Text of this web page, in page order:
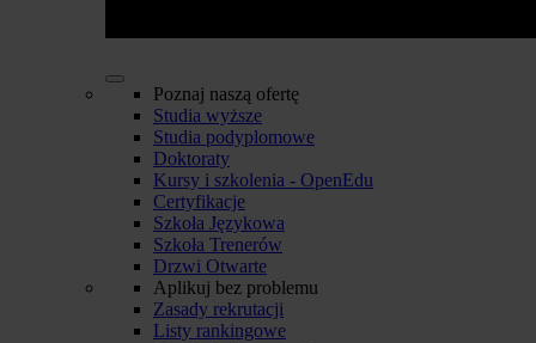
Poznaj naszą ofertę
Studia wyższe
Studia podyplomowe
Doktoraty
Kursy i szkolenia - OpenEdu
Certyfikacje
Szkoła Językowa
Szkoła Trenerów
Drzwi Otwarte
Aplikuj bez problemu
Zasady rekrutacji
Listy rankingowe